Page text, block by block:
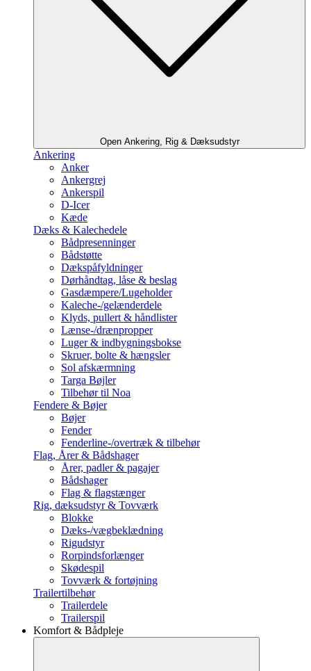
Open Ankering, Rig & Dæksudstyr
Ankering
Anker
Ankergrej
Ankerspil
D-Icer
Kæde
Dæks & Kalechedele
Bådpresenninger
Bådstøtte
Dækspåfyldninger
Dørhåndtag, låse & beslag
Gasdæmpere/Lugeholder
Kaleche-/gelænderdele
Klyds, pullert & håndlister
Lænse-/drænpropper
Luger & indbygningsbokse
Skruer, bolte & hængsler
Sol afskærmning
Targa Bøjler
Tilbehør til Noa
Fendere & Bøjer
Bøjer
Fender
Fenderline-/overtræk & tilbehør
Flag, Årer & Bådshager
Årer, padler & pagajer
Bådshager
Flag & flagstænger
Rig, dæksudstyr & Tovværk
Blokke
Dæks-/vægbeklædning
Rigudstyr
Rorpindsforlænger
Skødespil
Tovværk & fortøjning
Trailertilbehør
Trailerdele
Trailerspil
Komfort & Bådpleje